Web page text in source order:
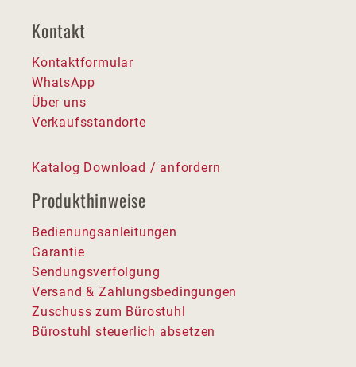
Kontakt
Kontaktformular
WhatsApp
Über uns
Verkaufsstandorte
Katalog Download / anfordern
Produkthinweise
Bedienungsanleitungen
Garantie
Sendungsverfolgung
Versand & Zahlungsbedingungen
Zuschuss zum Bürostuhl
Bürostuhl steuerlich absetzen